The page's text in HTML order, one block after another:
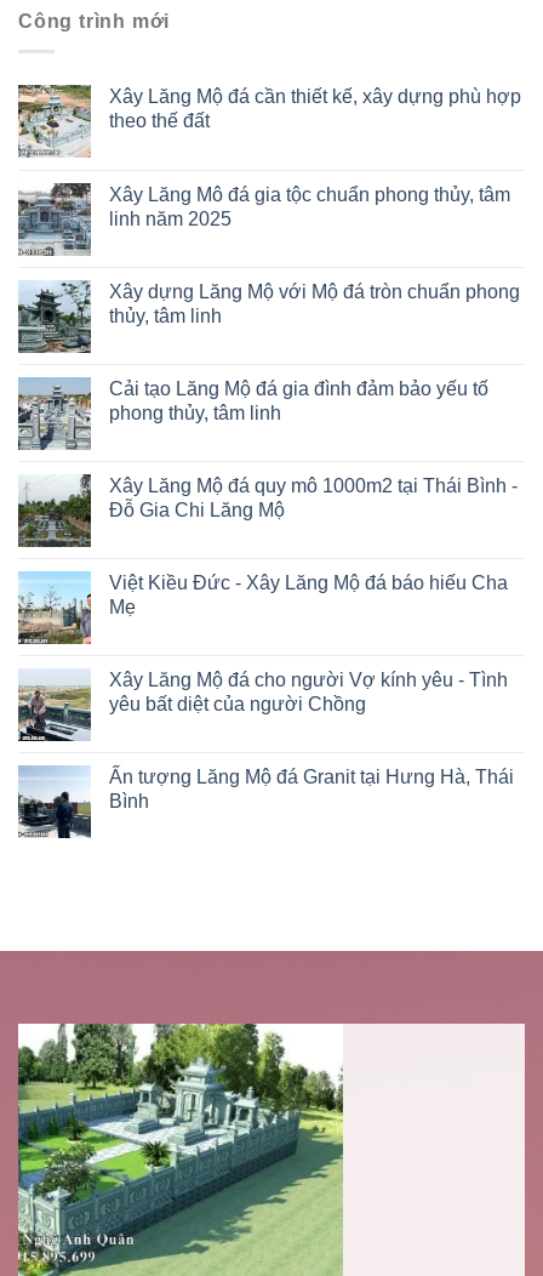
Công trình mới
Xây Lăng Mộ đá cần thiết kế, xây dựng phù hợp
theo thế đất
Xây Lăng Mô đá gia tộc chuẩn phong thủy, tâm
linh năm 2025
Xây dựng Lăng Mộ với Mộ đá tròn chuẩn phong
thủy, tâm linh
Cải tạo Lăng Mộ đá gia đình đảm bảo yếu tố
phong thủy, tâm linh
Xây Lăng Mộ đá quy mô 1000m2 tại Thái Bình -
Đỗ Gia Chi Lăng Mộ
Việt Kiều Đức - Xây Lăng Mộ đá báo hiếu Cha
Mẹ
Xây Lăng Mộ đá cho người Vợ kính yêu - Tình
yêu bất diệt của người Chồng
Ấn tượng Lăng Mộ đá Granit tại Hưng Hà, Thái
Bình